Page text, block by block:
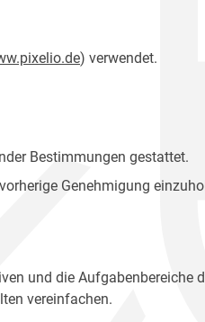
) verwendet.
Bestimmungen gestattet.
Genehmigung
und die Aufgabenbereiche
vereinfachen.